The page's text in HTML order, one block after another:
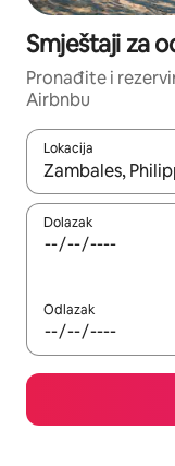
Smještaji za
Pronađite i
Airbnbu
Lokacija
Kada budu
Dolazak
Odlazak